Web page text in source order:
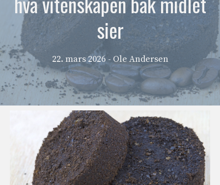
sier
22. mars 2026 - Ole Andersen